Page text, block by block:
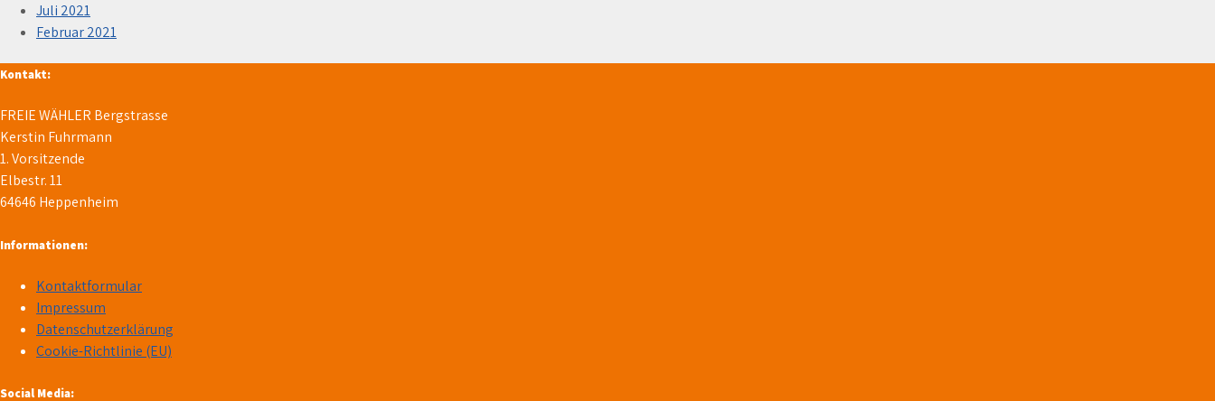
Juli 2021
Februar 2021
Kontakt:
FREIE WÄHLER Bergstrasse
Kerstin Fuhrmann
1. Vorsitzende
Elbestr. 11
64646 Heppenheim
Informationen:
Kontaktformular
Impressum
Datenschutzerklärung
Cookie-Richtlinie (EU)
Social Media: